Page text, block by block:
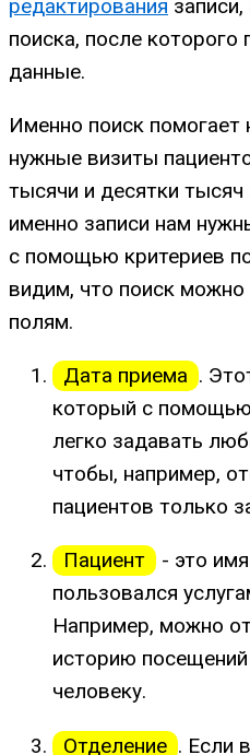
редактирования
поиска, после которого
данные.
Именно поиск
нужные визиты
тысячи и десятки тысяч
именно записи нам
с помощью критериев
видим, что поиск можно
полям.
Дата приема .
который с
легко задавать
чтобы, например,
пациентов только
Пациент
- это
пользовался
Например, можно
историю
человеку.
Отделение . Если